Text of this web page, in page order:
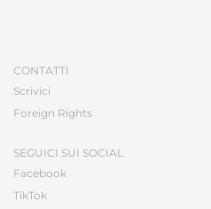
CONTATTI
Scrivici
Foreign Rights
SEGUICI SUI SOCIAL
Facebook
TikTok